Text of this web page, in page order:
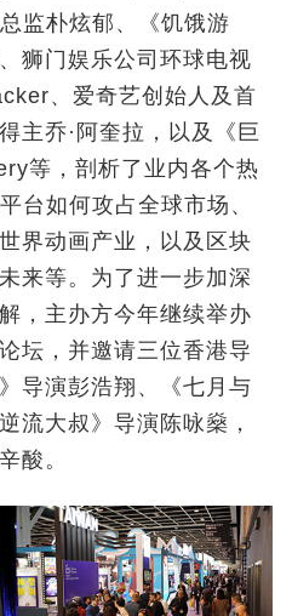
监朴炫郁、《饥饿游
狮门娱乐公司环球电视
、爱奇艺创始人及首
主乔·阿奎拉，以及《巨
等，剖析了业内各个热
台如何攻占全球市场、
界动画产业，以及区块
来等。为了进一步加深
，主办方今年继续举办
坛，并邀请三位香港导
导演彭浩翔、《七月与
流大叔》导演陈咏燊，
酸。